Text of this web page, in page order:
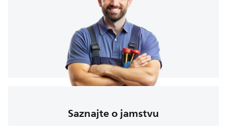
Saznajte o jamstvu